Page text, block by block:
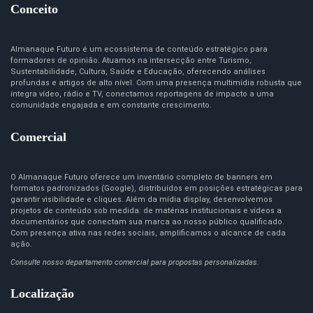
Conceito
Almanaque Futuro é um ecossistema de conteúdo estratégico para
formadores de opinião. Atuamos na intersecção entre Turismo,
Sustentabilidade, Cultura, Saúde e Educação, oferecendo análises
profundas e artigos de alto nível. Com uma presença multimídia robusta que
integra vídeo, rádio e TV, conectamos reportagens de impacto a uma
comunidade engajada e em constante crescimento.
Comercial
O Almanaque Futuro oferece um inventário completo de banners em
formatos padronizados (Google), distribuídos em posições estratégicas para
garantir visibilidade e cliques. Além da mídia display, desenvolvemos
projetos de conteúdo sob medida: de matérias institucionais e vídeos a
documentários que conectam sua marca ao nosso público qualificado.
Com presença ativa nas redes sociais, amplificamos o alcance de cada
ação.
Consulte nosso departamento comercial para propostas personalizadas.
Localização